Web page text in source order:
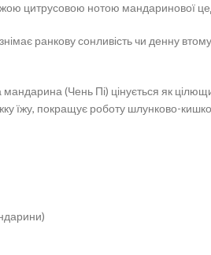
цитрусовою нотою мандаринової
ранкову сонливість чи денну
мандарина (Чень Пі) цінується як
покращує роботу шлунково-